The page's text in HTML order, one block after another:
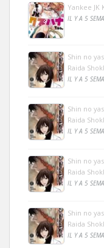
Yankee JK
IL Y A 5
Shin no
Raida
IL Y A 5
Shin no
Raida
IL Y A 5
Shin no
Raida
IL Y A 5
Shin no
Raida
IL Y A 5